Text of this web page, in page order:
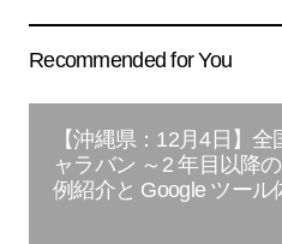
Recommended for You
【沖縄県：12月4日】
ャラバン ～2 年目以降
例紹介と Google ツール